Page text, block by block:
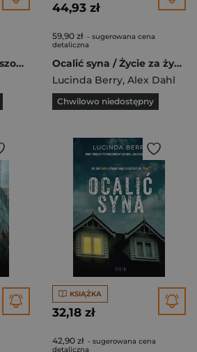
Złe uczynki wyd. kieszonkowe
44,93 zł
59,90 zł - sugerowana cena
detaliczna
Ocalić syna / Życie za życie Pakiet
Lucinda Berry, Alex Dahl
Chwilowo niedostępny
KSIĄŻKA
32,18 zł
42,90 zł - sugerowana cena
detaliczna